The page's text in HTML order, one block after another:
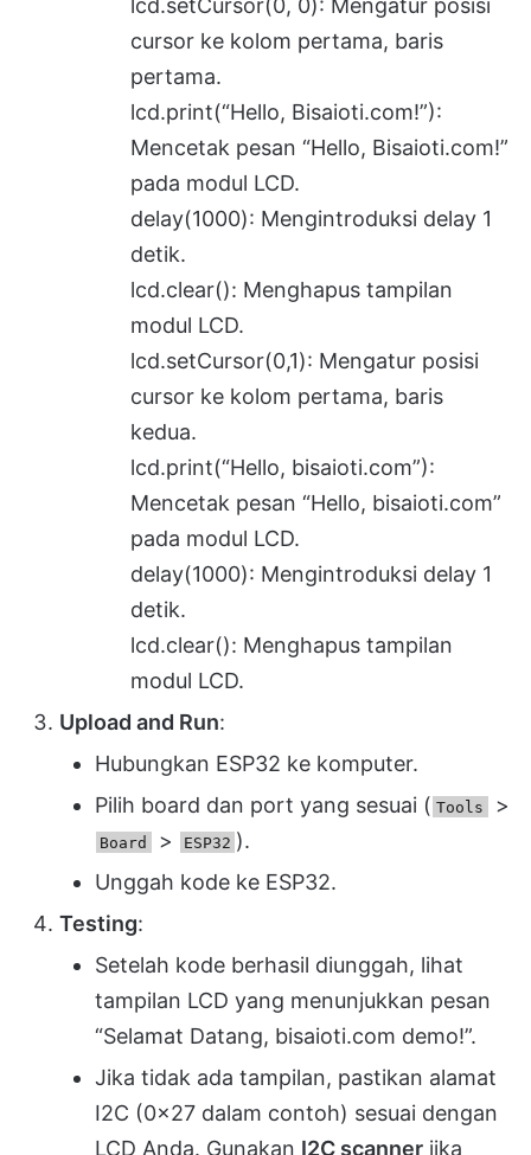
cursor ke kolom pertama, baris
pertama.
lcd.print(“Hello, Bisaioti.com!”):
Mencetak pesan “Hello, Bisaioti.com!”
pada modul LCD.
delay(1000): Mengintroduksi delay 1
detik.
lcd.clear(): Menghapus tampilan
modul LCD.
lcd.setCursor(0,1): Mengatur posisi
cursor ke kolom pertama, baris
kedua.
lcd.print(“Hello, bisaioti.com”):
Mencetak pesan “Hello, bisaioti.com”
pada modul LCD.
delay(1000): Mengintroduksi delay 1
detik.
lcd.clear(): Menghapus tampilan
modul LCD.
Upload and Run:
Hubungkan ESP32 ke komputer.
Pilih board dan port yang sesuai ( Tools >
Board > ESP32 ).
Unggah kode ke ESP32.
Testing:
Setelah kode berhasil diunggah, lihat
tampilan LCD yang menunjukkan pesan
“Selamat Datang, bisaioti.com demo!”.
Jika tidak ada tampilan, pastikan alamat
I2C (0x27 dalam contoh) sesuai dengan
LCD Anda. Gunakan I2C scanner jika